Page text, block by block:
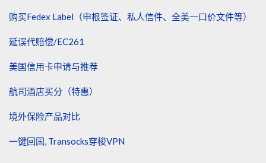
购买Fedex Label（申根签证、私人信件、全美一口价文件等）
延误代赔偿/EC261
美国信用卡申请与推荐
航司酒店买分（特惠）
境外保险产品对比
一键回国, Transocks穿梭VPN